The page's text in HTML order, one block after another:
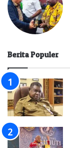
Berita Populer